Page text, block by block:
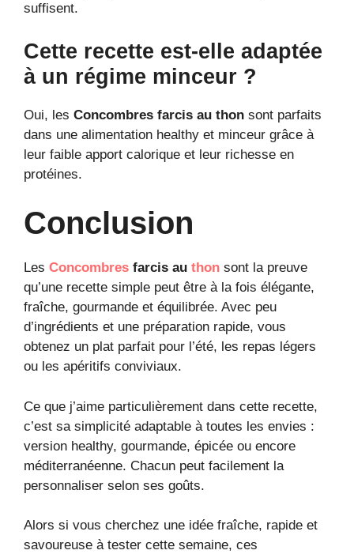
suffisent.
Cette recette est-elle adaptée
à un régime minceur ?
Oui, les Concombres farcis au thon sont parfaits
dans une alimentation healthy et minceur grâce à
leur faible apport calorique et leur richesse en
protéines.
Conclusion
Les Concombres farcis au thon sont la preuve
qu’une recette simple peut être à la fois élégante,
fraîche, gourmande et équilibrée. Avec peu
d’ingrédients et une préparation rapide, vous
obtenez un plat parfait pour l’été, les repas légers
ou les apéritifs conviviaux.
Ce que j’aime particulièrement dans cette recette,
c’est sa simplicité adaptable à toutes les envies :
version healthy, gourmande, épicée ou encore
méditerranéenne. Chacun peut facilement la
personnaliser selon ses goûts.
Alors si vous cherchez une idée fraîche, rapide et
savoureuse à tester cette semaine, ces